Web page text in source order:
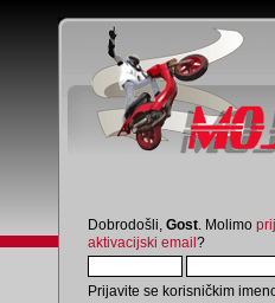
Dobrodošli, Gost . Molimo
aktivacijski email?
Prijavite se korisničkim